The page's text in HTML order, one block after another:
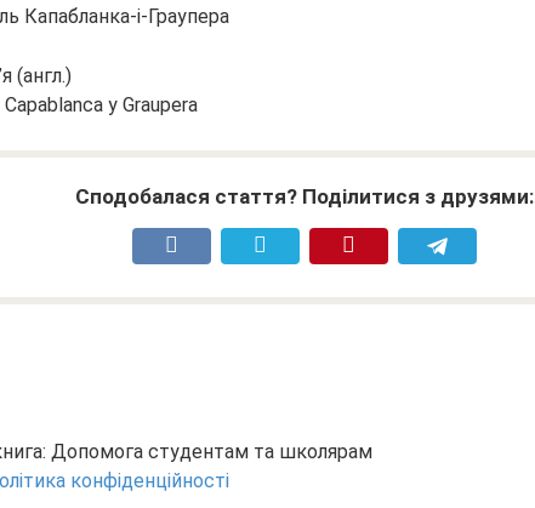
Капабланка-і-Граупера
(англ.)
y Graupera
Сподобалася стаття? Поділитися з друзями:
Допомога студентам та школярам
конфіденційності